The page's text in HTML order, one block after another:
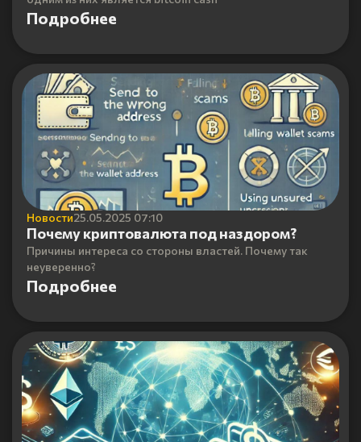
Подробнее
Новости25.05.2025 07:10
Почему криптовалюта под наздором?
Причины интереса со стороны властей. Почему так
неуверенно?
Подробнее